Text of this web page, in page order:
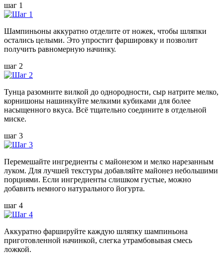
шаг 1
Шампиньоны аккуратно отделите от ножек, чтобы шляпки
остались целыми. Это упростит фаршировку и позволит
получить равномерную начинку.
шаг 2
Тунца разомните вилкой до однородности, сыр натрите мелко,
корнишоны нашинкуйте мелкими кубиками для более
насыщенного вкуса. Всё тщательно соедините в отдельной
миске.
шаг 3
Перемешайте ингредиенты с майонезом и мелко нарезанным
луком. Для лучшей текстуры добавляйте майонез небольшими
порциями. Если ингредиенты слишком густые, можно
добавить немного натурального йогурта.
шаг 4
Аккуратно фаршируйте каждую шляпку шампиньона
приготовленной начинкой, слегка утрамбовывая смесь
ложкой.